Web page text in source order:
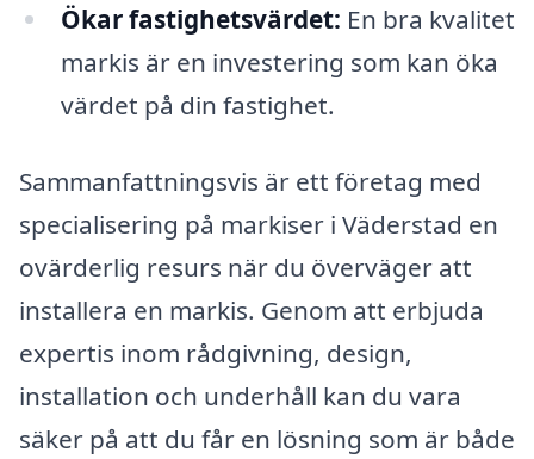
Ökar fastighetsvärdet: En bra kvalitet
markis är en investering som kan öka
värdet på din fastighet.
Sammanfattningsvis är ett företag med
specialisering på markiser i Väderstad en
ovärderlig resurs när du överväger att
installera en markis. Genom att erbjuda
expertis inom rådgivning, design,
installation och underhåll kan du vara
säker på att du får en lösning som är både